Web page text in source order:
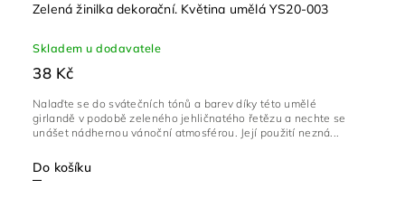
Zelená žinilka dekorační. Květina umělá YS20-003
Skladem u dodavatele
38 Kč
Do košíku
Nalaďte se do svátečních tónů a barev díky této umělé
girlandě v podobě zeleného jehličnatého řetězu a nechte se
unášet nádhernou vánoční atmosférou. Její použití nezná...